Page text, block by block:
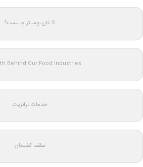
اکـتان بوسـتر چـیست؟
Behind Our Food Industries
خدمات ترانزیت
سقف کشسان